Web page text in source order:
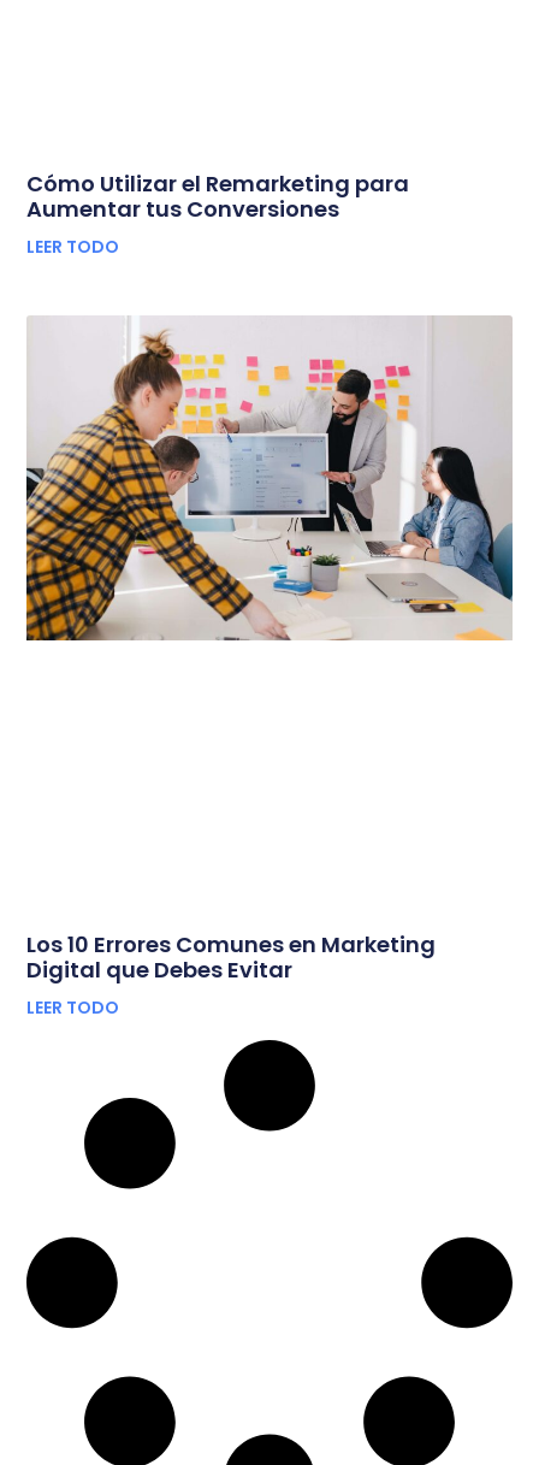
Cómo Utilizar el Remarketing para
Aumentar tus Conversiones
LEER TODO
Los 10 Errores Comunes en Marketing
Digital que Debes Evitar
LEER TODO